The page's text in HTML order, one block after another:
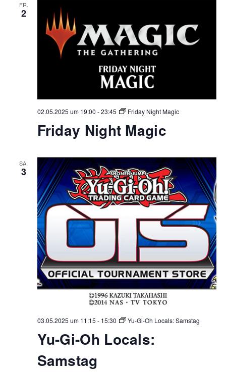
FR.
2
02.05.2025 um 19:00 -23:45 Friday Night Magic
Friday Night Magic
SA.
3
03.05.2025 um 11:15 - 15:30 Yu-Gi-Oh Locals: Samstag
Yu-Gi-Oh Locals:
Samstag